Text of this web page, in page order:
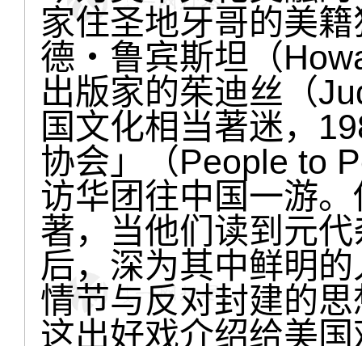
家住圣地牙哥的美
德‧鲁宾斯坦（
出版家的茱迪丝（
国文化相当著迷，
协会」（People to
访华团往中国一游
著，当他们读到元
后，深为其中鲜明
情节与反对封建的
这出好戏介绍给美